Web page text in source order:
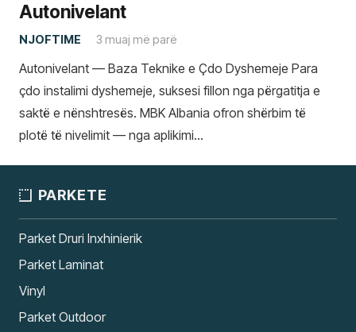
Autonivelant
NJOFTIME 3 muaj më parë
Autonivelant — Baza Teknike e Çdo Dyshemeje Para
çdo instalimi dyshemeje, suksesi fillon nga përgatitja e
saktë e nënshtresës. MBK Albania ofron shërbim të
plotë të nivelimit — nga aplikimi…
PARKETE
Parket Druri Inxhinierik
Parket Laminat
Vinyl
Parket Outdoor